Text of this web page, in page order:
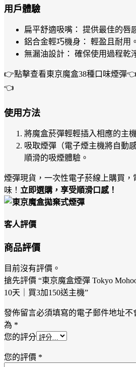
用戶體驗
扁平舒適吸嘴： 提供最佳的唇
鋁合金輕巧機身： 輕盈且耐用。
無漏油設計： 確保使用過程乾
👉點擊查看東京魔盒38種口味煙彈
👈
使用方法
將魔盒菸彈輕輕插入相應的主
吸取煙彈（電子煙主機將自動
順滑的吸煙體驗。
煙彈現貨，一次性電子菸線上購買，
味！ 立即選購，享受順滑口感！
客人評價
商品評價
目前沒有評價。
搶先評價 “東京魔盒煙彈 Tokyo
10天｜買3加150送主機”
發佈留言必須填寫的電子郵件地址不
為 *
您的評分
您的評價 *